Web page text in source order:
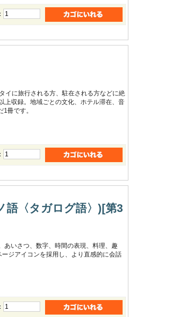
イに旅行される方、駐在される方などに絶
上収録。地域ごとの文化、ホテル滞在、音
冊です。
語〈タガログ語〉)[第3
あいさつ、数字、時間の表現、料理、趣
ジアイコンを採用し、より直感的に会話